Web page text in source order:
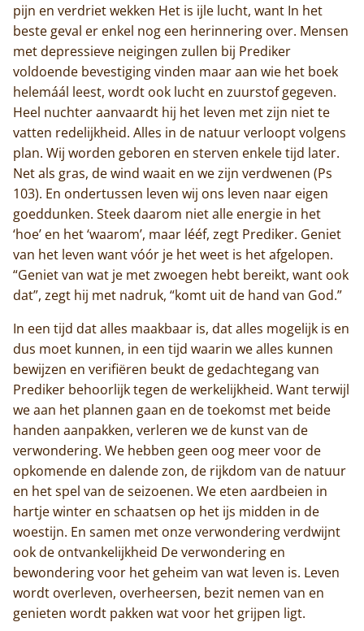
Home
pijn en verdriet wekken Het is ijle lucht, want In het
beste geval er enkel nog een herinnering over. Mensen
met depressieve neigingen zullen bij Prediker
voldoende bevestiging vinden maar aan wie het boek
helemáál leest, wordt ook lucht en zuurstof gegeven.
Heel nuchter aanvaardt hij het leven met zijn niet te
vatten redelijkheid. Alles in de natuur verloopt volgens
plan. Wij worden geboren en sterven enkele tijd later.
Net als gras, de wind waait en we zijn verdwenen (Ps
103). En ondertussen leven wij ons leven naar eigen
goeddunken. Steek daarom niet alle energie in het
‘hoe’ en het ‘waarom’, maar lééf, zegt Prediker. Geniet
van het leven want vóór je het weet is het afgelopen.
“Geniet van wat je met zwoegen hebt bereikt, want ook
dat”, zegt hij met nadruk, “komt uit de hand van God.”
In een tijd dat alles maakbaar is, dat alles mogelijk is en
dus moet kunnen, in een tijd waarin we alles kunnen
bewijzen en verifiëren beukt de gedachtegang van
Prediker behoorlijk tegen de werkelijkheid. Want terwijl
we aan het plannen gaan en de toekomst met beide
handen aanpakken, verleren we de kunst van de
verwondering. We hebben geen oog meer voor de
opkomende en dalende zon, de rijkdom van de natuur
en het spel van de seizoenen. We eten aardbeien in
hartje winter en schaatsen op het ijs midden in de
woestijn. En samen met onze verwondering verdwijnt
ook de ontvankelijkheid De verwondering en
bewondering voor het geheim van wat leven is. Leven
wordt overleven, overheersen, bezit nemen van en
genieten wordt pakken wat voor het grijpen ligt.